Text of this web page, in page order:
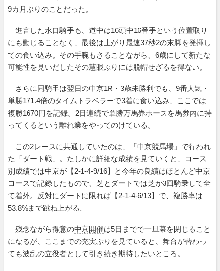
9カ月ぶりのことだった。
進言した水口騎手も、道中は16頭中16番手という位置取り
にも動じることなく、最後は上がり最速37秒2の末脚を発揮し
ての食い込み。その手腕もさることながら、6歳にして新たな
可能性を見いだしたその慧眼ぶりには脱帽せざるを得ない。
さらに同騎手は翌日の中京1R・3歳未勝利でも、9番人気・
単勝171.4倍のタイムトラベラーで3着に食い込み、ここでは
複勝1670円を記録。2日連続で単勝万馬券ホースを馬券内に持
ってくるという離れ業をやってのけている。
この2レースに共通していたのは、「中京競馬場」で行われ
た「ダート戦」。たしかに詳細な成績を見ていくと、コース
別成績では中京が【2-1-4-9/16】と今年の良績はほとんど中京
コースで記録したもので、芝とダートでは芝が3回騎乗して全
て着外。反対にダートに限れば【2-1-4-6/13】で、複勝率は
53.8%まで跳ね上がる。
残念ながら得意の中京開催は5日までで一旦幕を閉じること
になるが、ここまでの充実ぶりを見ていると、舞台が替わっ
ても波乱の立役者として引き続き期待したいところ。